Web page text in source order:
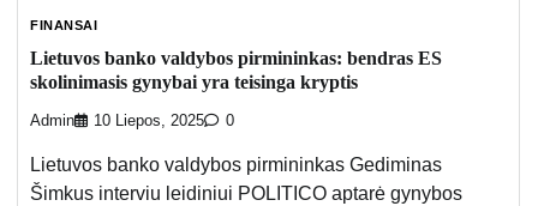
FINANSAI
Lietuvos banko valdybos pirmininkas: bendras ES
skolinimasis gynybai yra teisinga kryptis
Admin 10 Liepos, 2025 0
Lietuvos banko valdybos pirmininkas Gediminas
Šimkus interviu leidiniui POLITICO aptarė gynybos